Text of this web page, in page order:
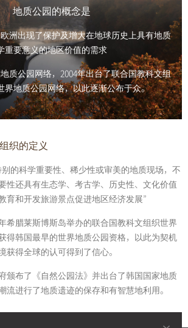
地质公园的概念是
洲出现了保护及增大在地球历史上具有地质
重要意义的地区价值的需求
质公园网络，2004年出台了联合国教科文组
界地质公园网络，以此逐渐公布于众。
织的定义
的科学重要性、稀少性或审美的地质现场，不
性还具有生态学、考古学、历史性、文化价值
育和开发旅游景点促进地区经济发展”
希腊莱斯博斯岛举办的联合国教科文组织世界
得韩国最早的世界地质公园资格，以此为契机
获得全球的认可得到了信心。
颁布了《自然公园法》并出台了韩国国家地质
流进行了地质遗迹的保存和有智慧地利用。